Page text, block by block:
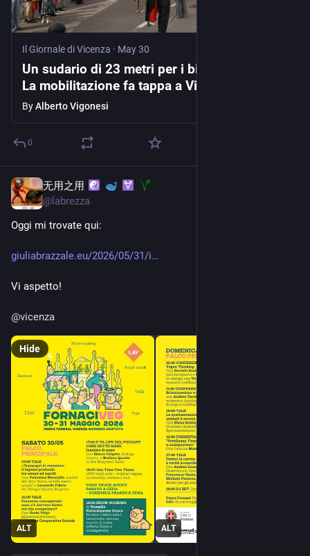
Il Giornale di Vicenza · May 30
Un sudario di 23 metri per i bimbi di Gaza.
La mobilitazione fa tappa a Vicenza
ByAlberto Vigonesi
0
无用之用
@ labrezza
Oggi mi trovate qui:
giuliabrazzale.eu/2026/05/31/i
Vi aspetto!
@vicenza
ALT ALT
Hide